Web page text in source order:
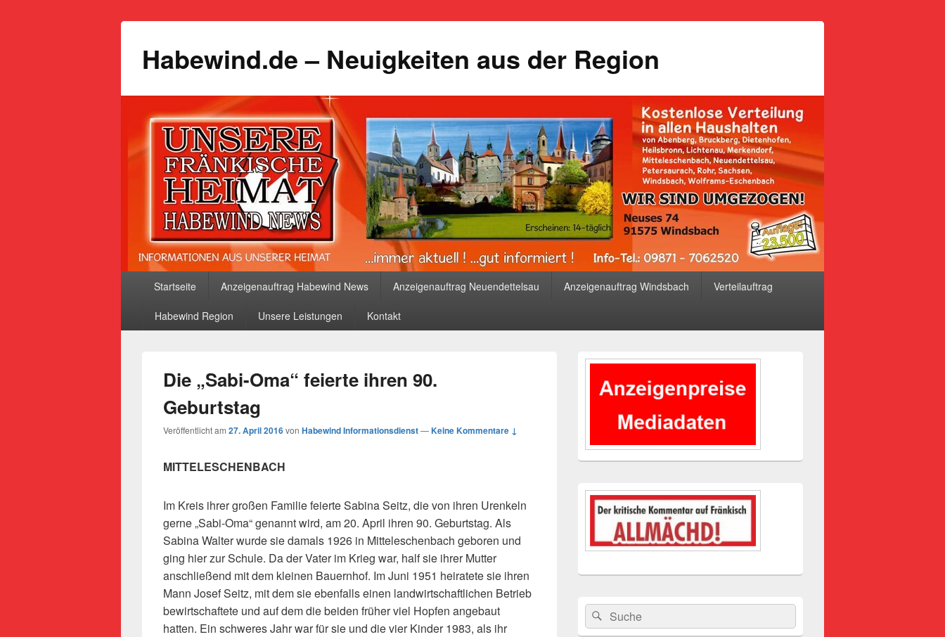
Habewind.de – Neuigkeiten aus der Region
Startseite Anzeigenauftrag Habewind News Anzeigenauftrag Neuendettelsau Anzeigenauftrag Windsbach Verteilauftrag
Habewind Region Unsere Leistungen Kontakt
Die „Sabi-Oma“ feierte ihren 90.
Geburtstag
Veröffentlicht am 27. April 2016von Habewind Informationsdienst—Keine Kommentare ↓
MITTELESCHENBACH
Im Kreis ihrer großen Familie feierte Sabina Seitz, die von ihren Urenkeln
gerne „Sabi-Oma“ genannt wird, am 20. April ihren 90. Geburtstag. Als
Sabina Walter wurde sie damals 1926 in Mitteleschenbach geboren und
ging hier zur Schule. Da der Vater im Krieg war, half sie ihrer Mutter
anschließend mit dem kleinen Bauernhof. Im Juni 1951 heiratete sie ihren
Mann Josef Seitz, mit dem sie ebenfalls einen landwirtschaftlichen Betrieb
bewirtschaftete und auf dem die beiden früher viel Hopfen angebaut
hatten. Ein schweres Jahr war für sie und die vier Kinder 1983, als ihr
Primärer
Widgetbereich
Suchen
nach:
Suchen